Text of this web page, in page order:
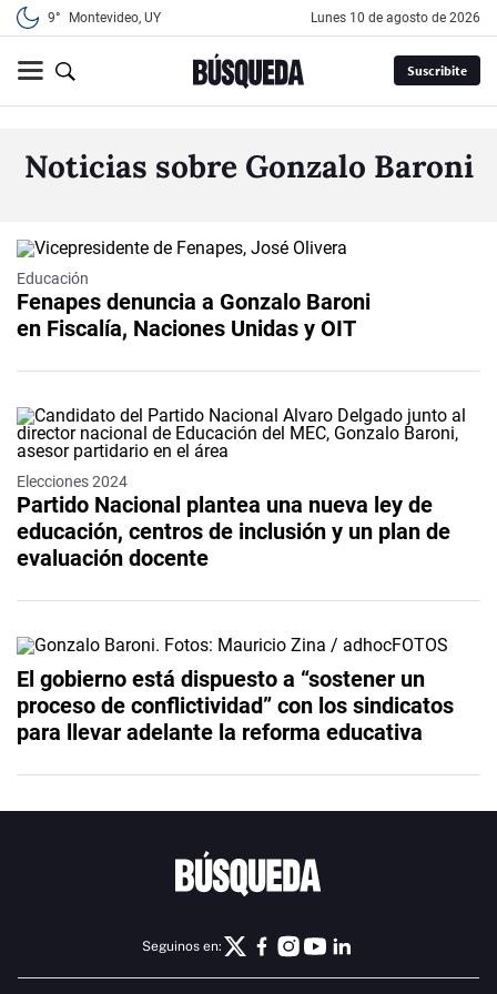
9° Montevideo, UY lunes 10 de agosto de 2026
Suscribite
Noticias sobre Gonzalo Baroni
Educación
Fenapes denuncia a Gonzalo Baroni
en Fiscalía, Naciones Unidas y OIT
Elecciones 2024
Partido Nacional plantea una nueva ley de
educación, centros de inclusión y un plan de
evaluación docente
El gobierno está dispuesto a “sostener un
proceso de conflictividad” con los sindicatos
para llevar adelante la reforma educativa
Seguinos en: